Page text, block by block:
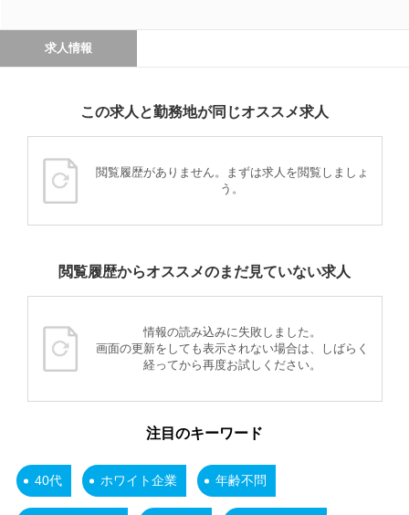
求人情報
この求人と勤務地が同じオススメ求人
閲覧履歴がありません。まずは求人を閲覧しましょ
う。
閲覧履歴からオススメのまだ見ていない求人
情報の読み込みに失敗しました。
画面の更新をしても表示されない場合は、しばらく
経ってから再度お試しください。
注目のキーワード
40代 ホワイト企業 年齢不問